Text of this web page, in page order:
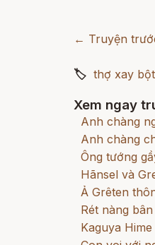
← Truyện
🏷 thợ xay bột
Xem ngay
Anh chàng
Anh chàng
Ông tướng
Hãnsel và
Ả Grêten
Rét nàng bân
Kaguya